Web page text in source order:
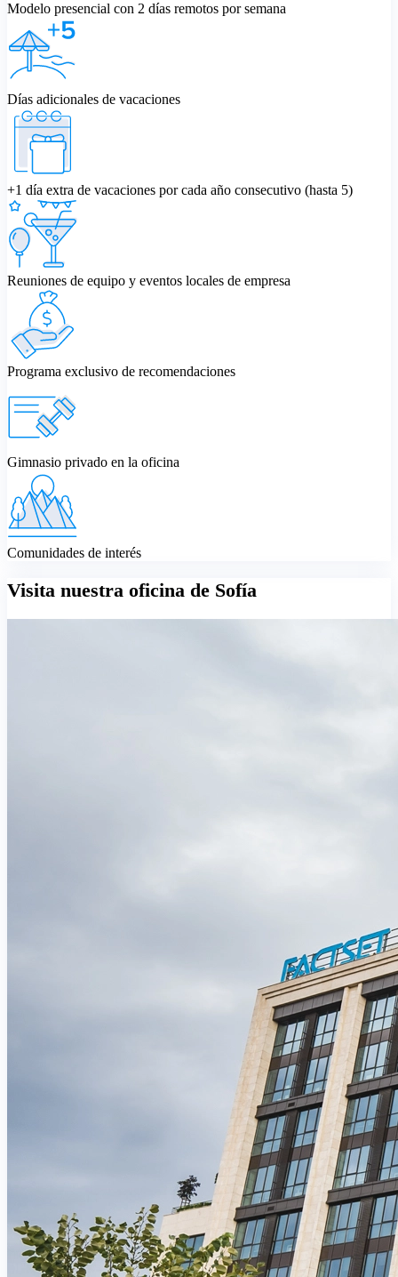
Modelo presencial con 2 días remotos por semana
Días adicionales de vacaciones
+1 día extra de vacaciones por cada año consecutivo (hasta 5)
Reuniones de equipo y eventos locales de empresa
Programa exclusivo de recomendaciones
Gimnasio privado en la oficina
Comunidades de interés
Visita nuestra oficina de Sofía